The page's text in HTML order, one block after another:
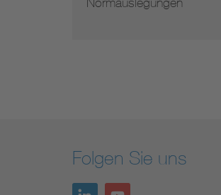
Folgen Sie uns